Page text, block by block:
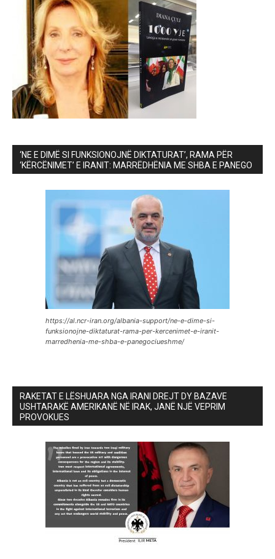
‘NE E DIMË SI FUNKSIONOJNË DIKTATURAT’, RAMA PËR
‘KËRCËNIMET’ E IRANIT: MARRËDHËNIA ME SHBA E PANEGO
https://al.ncr-iran.org/albania-support/ne-e-dime-si-
funksionojne-diktaturat-rama-per-kercenimet-e-iranit-
marredhenia-me-shba-e-panegociueshme/
RAKETAT E LËSHUARA NGA IRANI DREJT DY BAZAVE
USHTARAKË AMERIKANË NË IRAK, JANË NJË VEPRIM
PROVOKUES